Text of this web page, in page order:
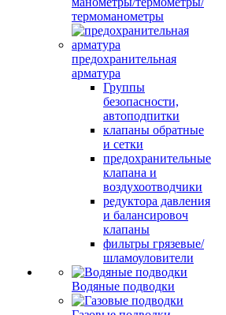
термоманометры
предохранительная
арматура
Группы
безопасности,
автоподпитки
клапаны обратные
и сетки
предохранительные
клапана и
воздухоотводчики
редуктора давления
и балансировоч
клапаны
фильтры грязевые/
шламоуловители
Водяные подводки